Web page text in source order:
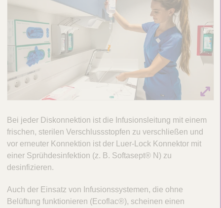
Bei jeder Diskonnektion ist die Infusionsleitung mit einem
frischen, sterilen Verschlussstopfen zu verschließen und
vor erneuter Konnektion ist der Luer-Lock Konnektor mit
einer Sprühdesinfektion (z. B. Softasept® N) zu
desinfizieren.
Auch der Einsatz von Infusionssystemen, die ohne
Belüftung funktionieren (Ecoflac®), scheinen einen